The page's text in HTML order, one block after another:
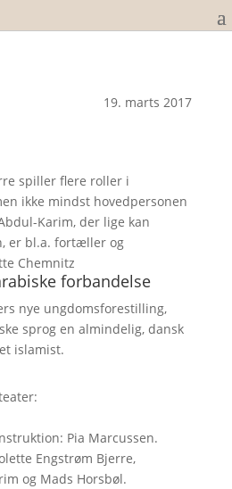
19. marts 2017
spiller flere roller i
ikke mindst hovedpersonen
Karim, der lige kan
er bl.a. fortæller og
Chemnitz
forbandelse
nye ungdomsforestilling,
sprog en almindelig, dansk
islamist.
Pia Marcussen.
Engstrøm Bjerre,
og Mads Horsbøl.